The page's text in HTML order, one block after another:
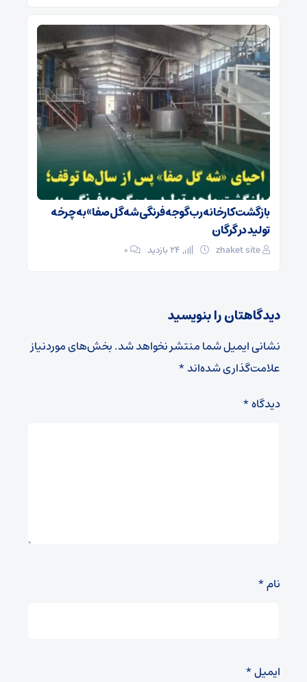
بازگشت کارخانه رب گوجه فرنگی شه گل صفا» به چرخه
تولید در گرگان
zhaket site ۰
دیدگاهتان را بنویسید
نشانی ایمیل شما منتشر نخواهد شد.بخش‌های موردنیاز
علامت‌گذاری شده‌اند*
دیدگاه*
نام*
ایمیل*